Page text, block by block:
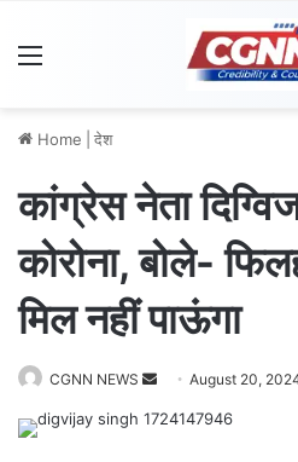
Home देश
कांग्रेस नेता
कोरोना, बोले-
मिल नहीं पाऊंगा
CGNN NEWS
e
August 20,